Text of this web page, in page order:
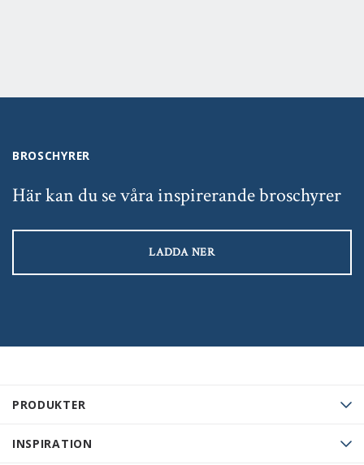
PRODUKTER
INSPIRATION
BROSCHYRER
Här kan du se våra inspirerande broschyrer
LADDA NER